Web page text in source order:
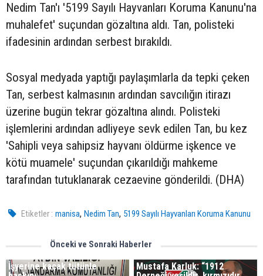
Nedim Tan'ı '5199 Sayılı Hayvanları Koruma Kanunu'na
muhalefet' suçundan gözaltına aldı. Tan, polisteki
ifadesinin ardından serbest bırakıldı.
Sosyal medyada yaptığı paylaşımlarla da tepki çeken
Tan, serbest kalmasının ardından savcılığın itirazı
üzerine bugün tekrar gözaltına alındı. Polisteki
işlemlerini ardından adliyeye sevk edilen Tan, bu kez
'Sahipli veya sahipsiz hayvanı öldürme işkence ve
kötü muamele' suçundan çıkarıldığı mahkeme
tarafından tutuklanarak cezaevine gönderildi. (DHA)
Etiketler : manisa,Nedim Tan, 5199 Sayılı Hayvanları Koruma Kanunu
Önceki ve Sonraki Haberler
İşyerine kaçak tütünle
Mustafa Karluk: “1912